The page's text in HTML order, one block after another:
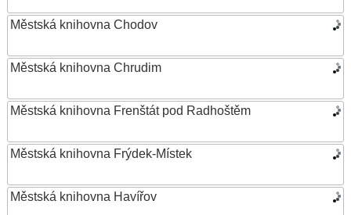
Městská knihovna Chodov
Městská knihovna Chrudim
Městská knihovna Frenštát pod Radhoštěm
Městská knihovna Frýdek-Místek
Městská knihovna Havířov